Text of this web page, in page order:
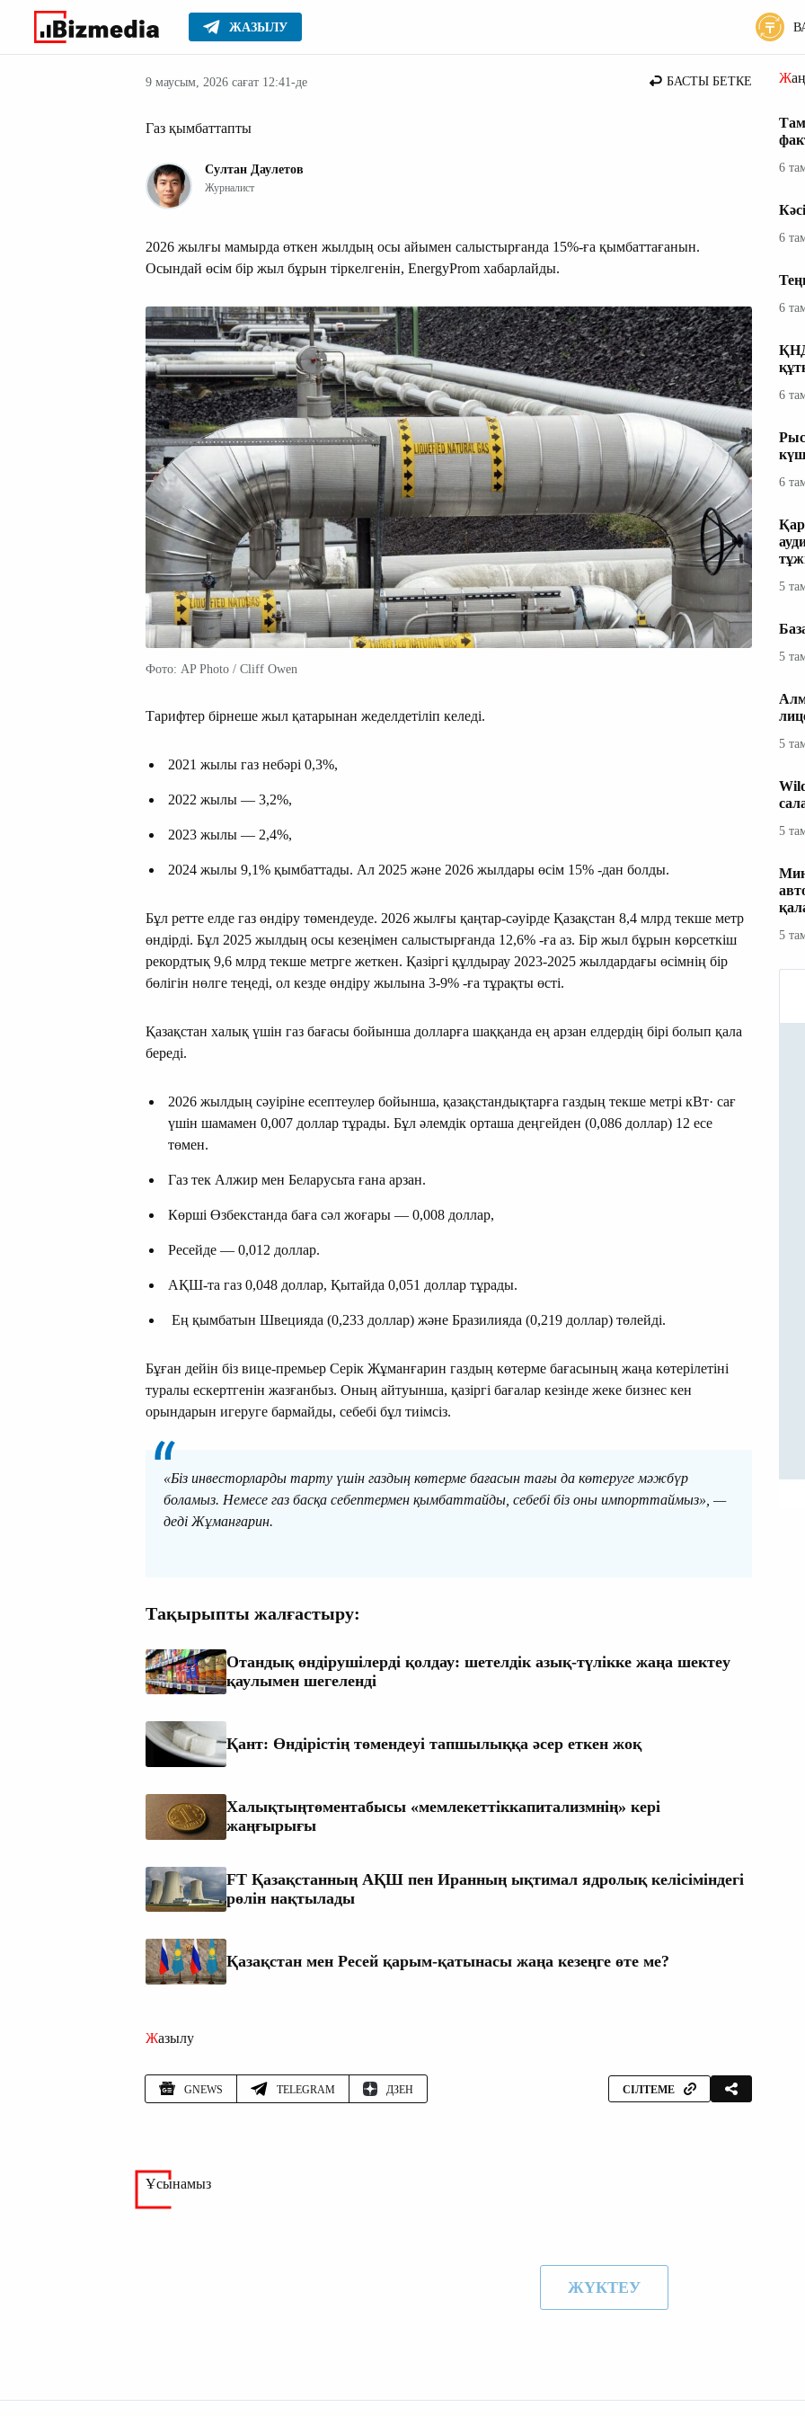
ЖАЗЫЛУ
Басты Жаңалықтар
9 маусым, 2026 сағат 12:41-де БАСТЫ БЕТКЕ
Газ қымбаттапты
Султан Даулетов
Журналист
2026 жылғы мамырда өткен жылдың осы айымен салыстырғанда 15%-ға қымбаттағанын.
Осындай өсім бір жыл бұрын тіркелгенін, EnergyProm хабарлайды.
Фото: AP Photo / Cliff Owen
Тарифтер бірнеше жыл қатарынан жеделдетіліп келеді.
2021 жылы газ небәрі 0,3%,
2022 жылы — 3,2%,
2023 жылы — 2,4%,
2024 жылы 9,1% қымбаттады. Ал 2025 және 2026 жылдары өсім 15% -дан болды.
Бұл ретте елде газ өндіру төмендеуде. 2026 жылғы қаңтар-сәуірде Қазақстан 8,4 млрд текше метр
өндірді. Бұл 2025 жылдың осы кезеңімен салыстырғанда 12,6% -ға аз. Бір жыл бұрын көрсеткіш
рекордтық 9,6 млрд текше метрге жеткен. Қазіргі құлдырау 2023-2025 жылдардағы өсімнің бір
бөлігін нөлге теңеді, ол кезде өндіру жылына 3-9% -ға тұрақты өсті.
Қазақстан халық үшін газ бағасы бойынша долларға шаққанда ең арзан елдердің бірі болып қала
береді.
2026 жылдың сәуіріне есептеулер бойынша, қазақстандықтарға газдың текше метрі кВт· сағ
үшін шамамен 0,007 доллар тұрады. Бұл әлемдік орташа деңгейден (0,086 доллар) 12 есе
төмен.
Газ тек Алжир мен Беларусьта ғана арзан.
Көрші Өзбекстанда баға сәл жоғары — 0,008 доллар,
Ресейде — 0,012 доллар.
АҚШ-та газ 0,048 доллар, Қытайда 0,051 доллар тұрады.
Ең қымбатын Швецияда (0,233 доллар) және Бразилияда (0,219 доллар) төлейді.
Бұған дейін біз вице-премьер Серік Жұманғарин газдың көтерме бағасының жаңа көтерілетіні
туралы ескертгенін жазғанбыз. Оның айтуынша, қазіргі бағалар кезінде жеке бизнес кен
орындарын игеруге бармайды, себебі бұл тиімсіз.
«Біз инвесторларды тарту үшін газдың көтерме бағасын тағы да көтеруге мәжбүр
боламыз. Немесе газ басқа себептермен қымбаттайды, себебі біз оны импорттаймыз», —
деді Жұманғарин.
Тақырыпты жалғастыру:
Отандық өндірушілерді қолдау: шетелдік азық-түлікке жаңа шектеу
қаулымен шегеленді
Қант: Өндірістің төмендеуі тапшылыққа әсер еткен жоқ
Халықтыңтөментабысы «мемлекеттіккапитализмнің» кері
жаңғырығы
FT Қазақстанның АҚШ пен Иранның ықтимал ядролық келісіміндегі
рөлін нақтылады
Қазақстан мен Ресей қарым-қатынасы жаңа кезеңге өте ме?
Жазылу
GNEWS TELEGRAM ДЗЕН СІЛТЕМЕ
6
6
6
6
6
5
5
5
5
5
Ұсынамыз
ЖҮКТЕУ